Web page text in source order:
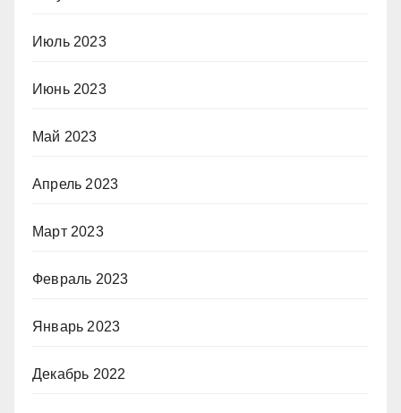
Июль 2023
Июнь 2023
Май 2023
Апрель 2023
Март 2023
Февраль 2023
Январь 2023
Декабрь 2022